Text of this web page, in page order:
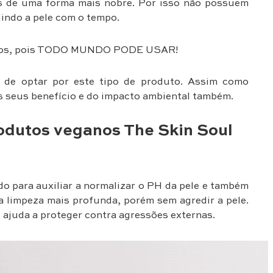
uma forma mais nobre. Por isso não possuem
a pele com o tempo.
pois TODO MUNDO PODE USAR!
de optar por este tipo de produto. Assim como
benefício e do impacto ambiental também.
veganos The Skin Soul
para auxiliar a normalizar o PH da pele e também
mais profunda, porém sem agredir a pele.
a proteger contra agressões externas.